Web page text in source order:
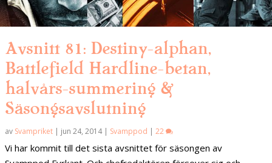
Avsnitt 81: Destiny-alphan,
Battlefield Hardline-betan,
halvårs-summering &
Säsongsavslutning
av Svampriket | jun 24, 2014| Svamppod | 22
Vi har kommit till det sista avsnittet för säsongen av